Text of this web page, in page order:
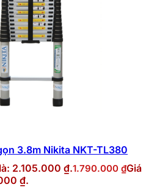
3.8m Nikita NKT-TL380
2.105.000 ₫.1.790.000 ₫Giá
₫.